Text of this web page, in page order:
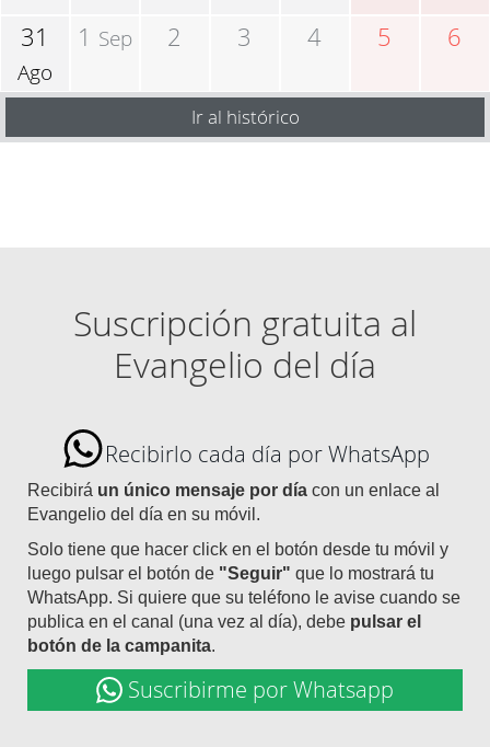
31
Ago
1 Sep 2 3 4 5 6
Ir al histórico
Suscripción gratuita al
Evangelio del día
Recibirlo cada día por WhatsApp
Recibirá un único mensaje por día con un enlace al
Evangelio del día en su móvil.
Solo tiene que hacer click en el botón desde tu móvil y
luego pulsar el botón de "Seguir" que lo mostrará tu
WhatsApp. Si quiere que su teléfono le avise cuando se
publica en el canal (una vez al día), debe pulsar el
botón de la campanita.
Suscribirme por Whatsapp